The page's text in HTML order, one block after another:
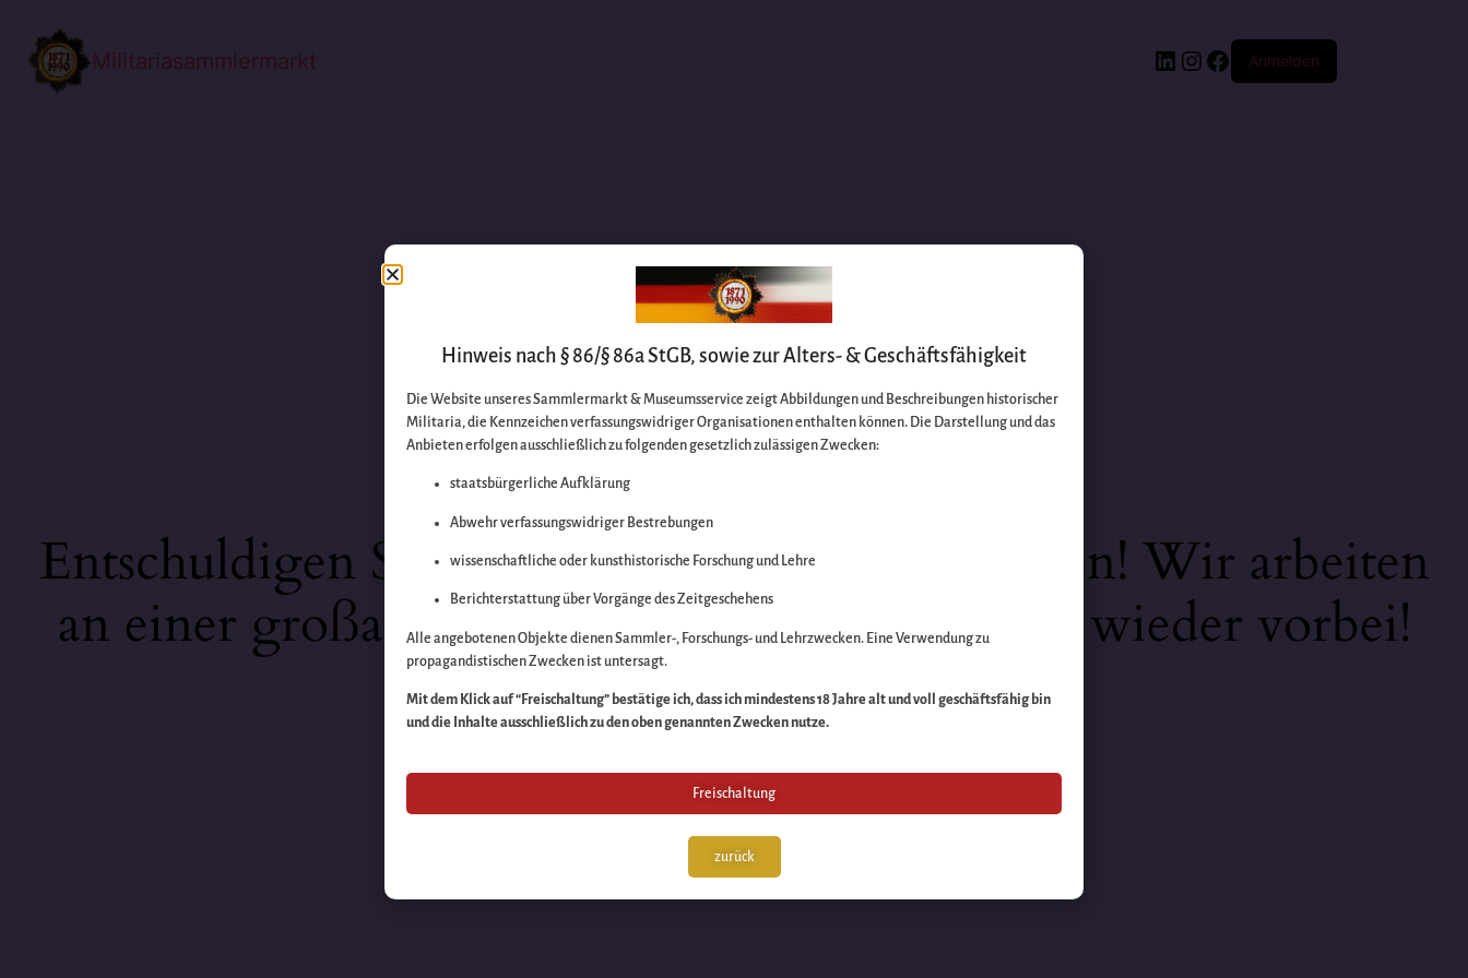
Militariasammlermarkt Anmelden
Entschuldigen Sie bitte die Unannehmlichkeiten! Wir arbeiten
an einer großartigen Sache – schauen Sie bald wieder vorbei!
Hinweis nach § 86/§ 86a StGB, sowie zur Alters- & Geschäftsfähigkeit
Die Website unseres Sammlermarkt & Museumsservice zeigt Abbildungen und Beschreibungen historischer
Militaria, die Kennzeichen verfassungswidriger Organisationen enthalten können. Die Darstellung und das
Anbieten erfolgen ausschließlich zu folgenden gesetzlich zulässigen Zwecken:
staatsbürgerliche Aufklärung
Abwehr verfassungswidriger Bestrebungen
wissenschaftliche oder kunsthistorische Forschung und Lehre
Berichterstattung über Vorgänge des Zeitgeschehens
Alle angebotenen Objekte dienen Sammler-, Forschungs- und Lehrzwecken. Eine Verwendung zu
propagandistischen Zwecken ist untersagt.
Mit dem Klick auf “Freischaltung” bestätige ich, dass ich mindestens 18 Jahre alt und voll geschäftsfähig bin
und die Inhalte ausschließlich zu den oben genannten Zwecken nutze.
Freischaltung
zurück